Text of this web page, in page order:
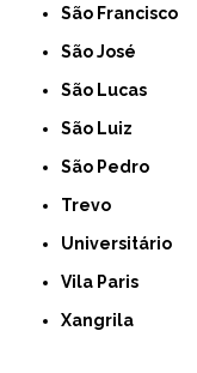
São Francisco
São José
São Lucas
São Luiz
São Pedro
Trevo
Universitário
Vila Paris
Xangrila